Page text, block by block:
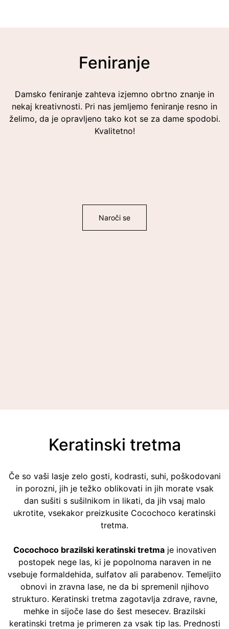
Feniranje
Damsko feniranje zahteva izjemno obrtno znanje in
nekaj kreativnosti. Pri nas jemljemo feniranje resno in
želimo, da je opravljeno tako kot se za dame spodobi.
Kvalitetno!
Naroči se
Keratinski tretma
Če so vaši lasje zelo gosti, kodrasti, suhi, poškodovani
in porozni, jih je težko oblikovati in jih morate vsak
dan sušiti s sušilnikom in likati, da jih vsaj malo
ukrotite, vsekakor preizkusite Cocochoco keratinski
tretma.
Cocochoco brazilski keratinski tretmaje inovativen
postopek nege las, ki je popolnoma naraven in ne
vsebuje formaldehida, sulfatov ali parabenov. Temeljito
obnovi in zravna lase, ne da bi spremenil njihovo
strukturo. Keratinski tretma zagotavlja zdrave, ravne,
mehke in sijoče lase do šest mesecev. Brazilski
keratinski tretma je primeren za vsak tip las. Prednosti